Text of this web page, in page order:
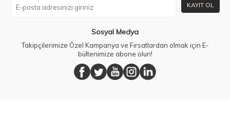
KAYIT OL
Sosyal Medya
Takipçilerimize Özel Kampanya ve Fırsatlardan olmak için E-
bültenimize abone olun!